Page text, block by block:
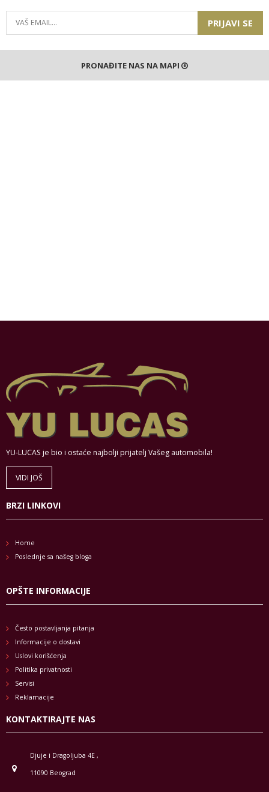
PRIJAVI SE
PRONAĐITE NAS NA MAPI
YU-LUCAS je bio i ostaće najbolji prijatelj Vašeg automobila!
VIDI JOŠ
BRZI LINKOVI
Home
Poslednje sa našeg bloga
OPŠTE INFORMACIJE
Često postavljanja pitanja
Informacije o dostavi
Uslovi korišćenja
Politika privatnosti
Servisi
Reklamacije
KONTAKTIRAJTE NAS
Djuje i Dragoljuba 4E ,
11090 Beograd